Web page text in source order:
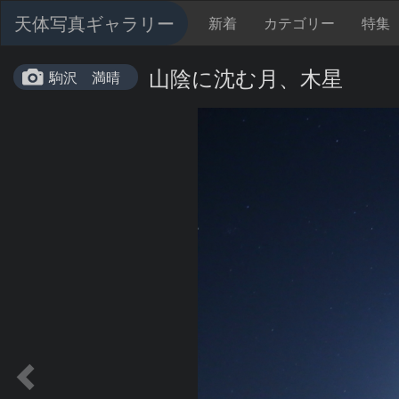
天体写真ギャラリー 新着 カテゴリー 特集
駒沢 満晴 山陰に沈む月、木星